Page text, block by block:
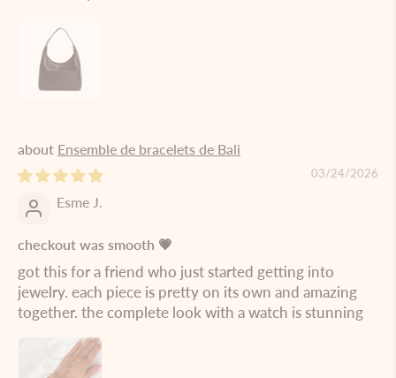
Ensemble de bracelets de Bali
03/24/2026
Esme J.
checkout was smooth 💗
got this for a friend who just started getting into
jewelry. each piece is pretty on its own and amazing
together. the complete look with a watch is stunning